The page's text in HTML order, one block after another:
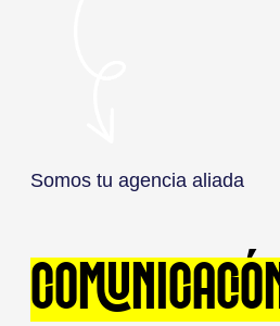
Somos tu agencia aliada
COMUNICACIÓN